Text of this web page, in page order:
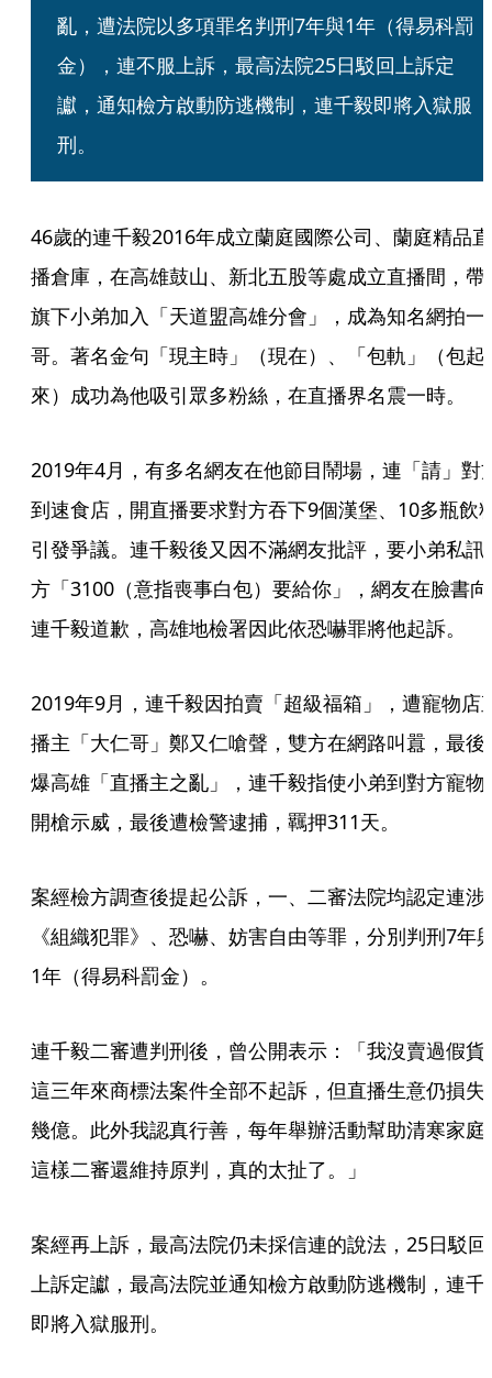
亂，遭法院以多項罪名判刑7年與1年（得易科罰
金），連不服上訴，最高法院25日駁回上訴定
讞，通知檢方啟動防逃機制，連千毅即將入獄服
刑。
46歲的連千毅2016年成立蘭庭國際公司、蘭庭精品直
播倉庫，在高雄鼓山、新北五股等處成立直播間，帶
旗下小弟加入「天道盟高雄分會」，成為知名網拍一
哥。著名金句「現主時」（現在）、「包軌」（包起
來）成功為他吸引眾多粉絲，在直播界名震一時。
2019年4月，有多名網友在他節目鬧場，連「請」對
到速食店，開直播要求對方吞下9個漢堡、10多瓶飲
引發爭議。連千毅後又因不滿網友批評，要小弟私訊
方「3100（意指喪事白包）要給你」，網友在臉書向
連千毅道歉，高雄地檢署因此依恐嚇罪將他起訴。
2019年9月，連千毅因拍賣「超級福箱」，遭寵物店
播主「大仁哥」鄭又仁嗆聲，雙方在網路叫囂，最後
爆高雄「直播主之亂」，連千毅指使小弟到對方寵物
開槍示威，最後遭檢警逮捕，羈押311天。
案經檢方調查後提起公訴，一、二審法院均認定連涉
《組織犯罪》、恐嚇、妨害自由等罪，分別判刑7年
1年（得易科罰金）。
連千毅二審遭判刑後，曾公開表示：「我沒賣過假貨
這三年來商標法案件全部不起訴，但直播生意仍損失
幾億。此外我認真行善，每年舉辦活動幫助清寒家庭
這樣二審還維持原判，真的太扯了。」
案經再上訴，最高法院仍未採信連的說法，25日駁回
上訴定讞，最高法院並通知檢方啟動防逃機制，連千
即將入獄服刑。